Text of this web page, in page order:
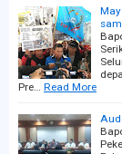
Pre… Read More